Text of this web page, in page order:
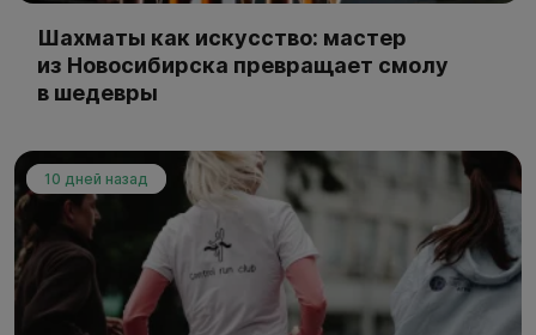
Шахматы как искусство: мастер
из Новосибирска превращает смолу
в шедевры
10 дней назад